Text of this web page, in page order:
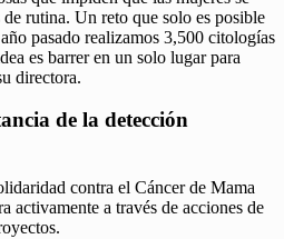
de rutina. Un reto que solo es posible
pasado realizamos 3,500 citologías
es barrer en un solo lugar para
directora.
de la detección
contra el Cáncer de Mama
activamente a través de acciones de